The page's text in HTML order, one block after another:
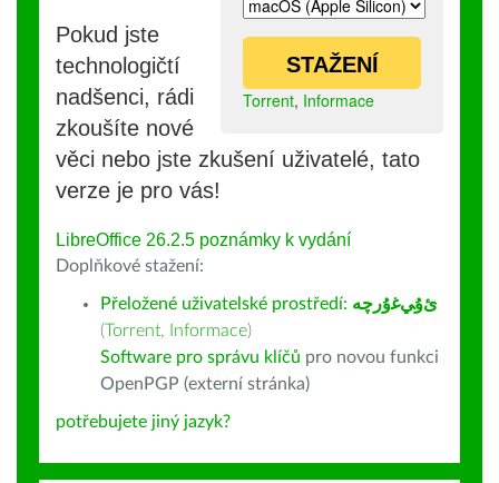
STAŽENÍ
Torrent, Informace
Pokud jste
technologičtí
nadšenci, rádi
zkoušíte nové
věci nebo jste zkušení uživatelé, tato
verze je pro vás!
LibreOffice 26.2.5 poznámky k vydání
Doplňkové stažení:
Přeložené uživatelské prostředí: ﺉۇﻲﻏۇﺭچە
(Torrent, Informace)
Software pro správu klíčů pro novou funkci
OpenPGP (externí stránka)
potřebujete jiný jazyk?